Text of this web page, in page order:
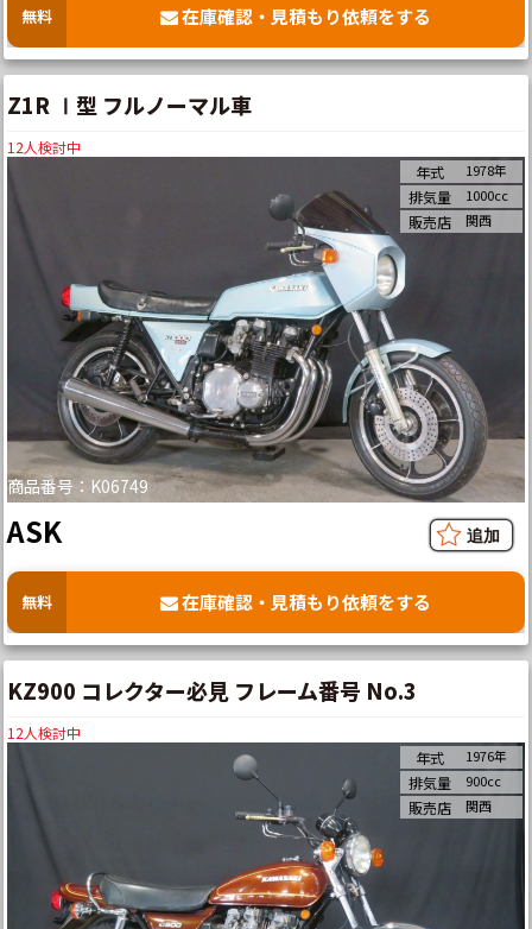
無料 在庫確認・見積もり依頼をする
Z1R Ⅰ型 フルノーマル車
12人検討中
商品番号：K06749
年式 1978年
排気量 1000cc
販売店 関西
ASK
無料 在庫確認・見積もり依頼をする
KZ900 コレクター必見 フレーム番号 No.3
12人検討中
年式 1976年
排気量 900cc
販売店 関西